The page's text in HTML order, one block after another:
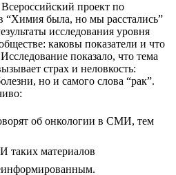
проект по
“Химия была, но мы расстались”
исследования уровня
каковы показатели и что
Исследование показало, что тема
страх и неловкость:
но и самого слова “рак”.
об онкологии в СМИ, тем
таких материалов